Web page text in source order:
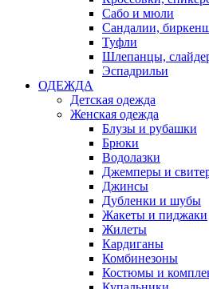
Сабо и мюли
Сандалии,
Туфли
Шлепанцы,
Эспадрильи
ОДЕЖДА
Детская одежда
Женская одежда
Блузы и рубашки
Брюки
Водолазки
Джемперы и
Джинсы
Дубленки и шубы
Жакеты и пиджаки
Жилеты
Кардиганы
Комбинезоны
Костюмы и